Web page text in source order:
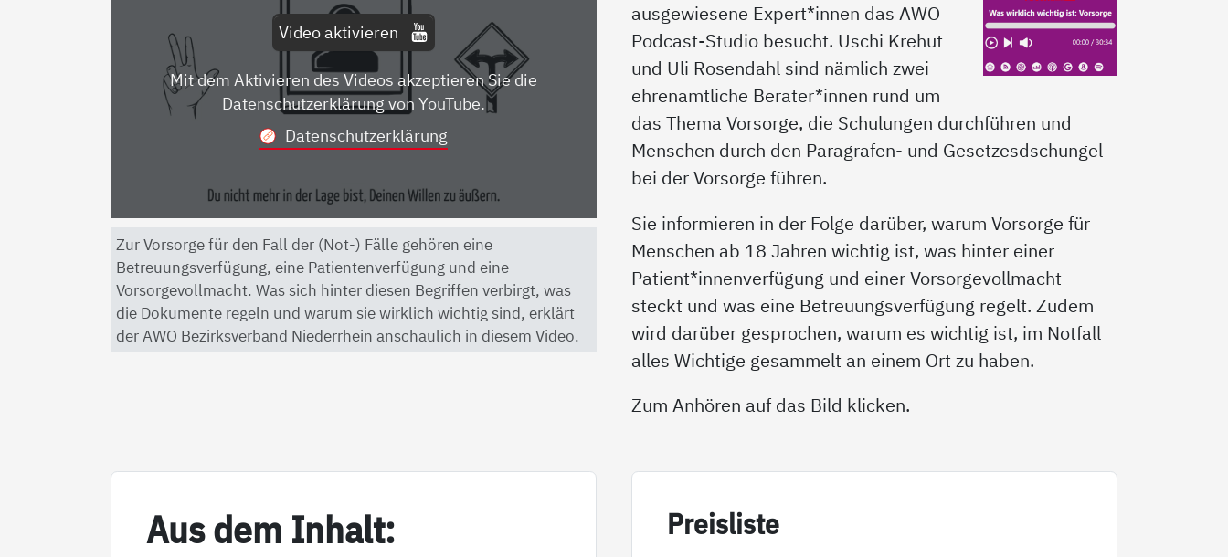
Video aktivieren
Mit dem Aktivieren des Videos akzeptieren Sie die
Datenschutzerklärung von YouTube.
Datenschutzerklärung
Zur Vorsorge für den Fall der (Not-) Fälle gehören eine
Betreuungsverfügung, eine Patientenverfügung und eine
Vorsorgevollmacht. Was sich hinter diesen Begriffen verbirgt, was
die Dokumente regeln und warum sie wirklich wichtig sind, erklärt
der AWO Bezirksverband Niederrhein anschaulich in diesem Video.
ausgewiesene Expert*innen das AWO
Podcast-Studio besucht. Uschi Krehut
und Uli Rosendahl sind nämlich zwei
ehrenamtliche Berater*innen rund um
das Thema Vorsorge, die Schulungen durchführen und
Menschen durch den Paragrafen- und Gesetzesdschungel
bei der Vorsorge führen.
Sie informieren in der Folge darüber, warum Vorsorge für
Menschen ab 18 Jahren wichtig ist, was hinter einer
Patient*innenverfügung und einer Vorsorgevollmacht
steckt und was eine Betreuungsverfügung regelt. Zudem
wird darüber gesprochen, warum es wichtig ist, im Notfall
alles Wichtige gesammelt an einem Ort zu haben.
Zum Anhören auf das Bild klicken.
Aus dem In­halt: Preis­lis­te